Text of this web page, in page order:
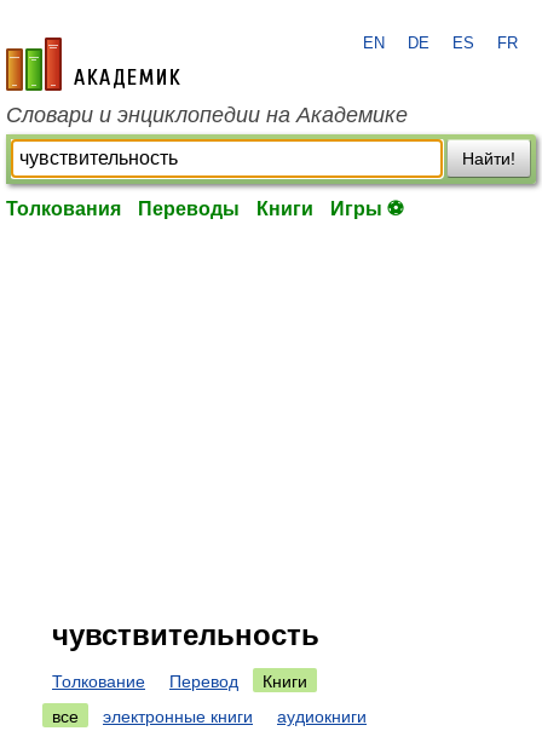
academic.ru
EN DE ES FR
Словари и энциклопедии на Академике
Найти!
Толкования Переводы Книги Игры ⚽
чувствительность
Толкование Перевод
Книги
все
электронные книги аудиокниги